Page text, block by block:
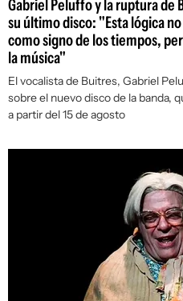
Gabriel Peluffo y la ruptura de
su último disco: "Esta lógica
como signo de los tiempos,
la música"
El vocalista de Buitres, Gabriel
sobre el nuevo disco de la banda,
a partir del 15 de agosto